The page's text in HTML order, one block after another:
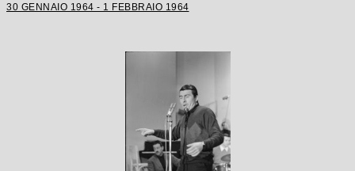
30 GENNAIO 1964 - 1 FEBBRAIO 1964